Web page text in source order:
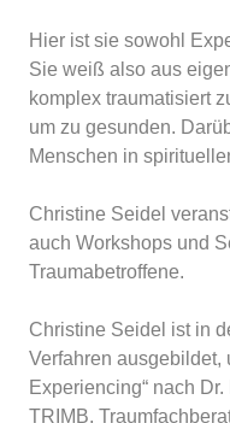
Hier ist sie sowohl
Sie weiß also aus
komplex traumatisiert
um zu gesunden.
Menschen in
Christine Seidel
auch Workshops und
Traumabetroffene.
Christine Seidel ist in
Verfahren ausgebildet,
Experiencing“ nach
TRIMB,